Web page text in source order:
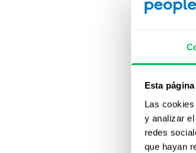
Esta
Las
y analizar
redes
que hayan